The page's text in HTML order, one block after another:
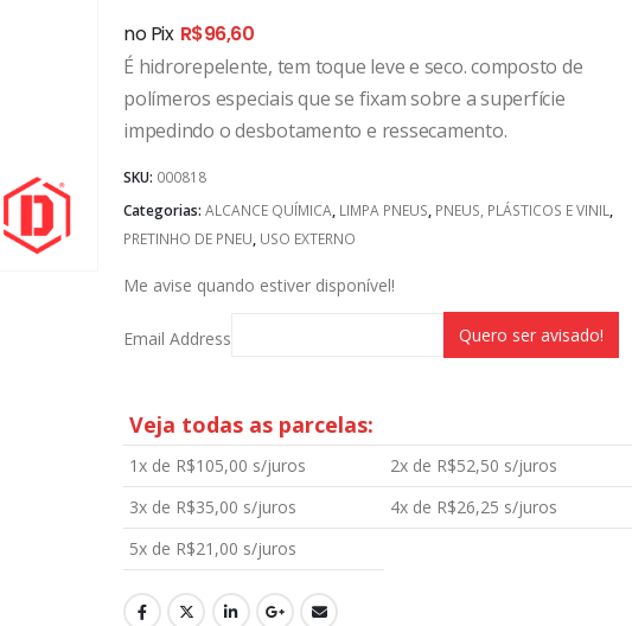
no Pix R$96,60
É hidrorepelente, tem toque leve e seco. composto de
polímeros especiais que se fixam sobre a superfície
impedindo o desbotamento e ressecamento.
SKU: 000818
Categorias: ALCANCE QUÍMICA, LIMPA PNEUS, PNEUS, PLÁSTICOS E VINIL,
PRETINHO DE PNEU, USO EXTERNO
Me avise quando estiver disponível!
Email Address
Veja todas as parcelas:
1x de R$105,00 s/juros 2x de R$52,50 s/juros
3x de R$35,00 s/juros 4x de R$26,25 s/juros
5x de R$21,00 s/juros
out of 5
R$160,99
Lavadora Alta Pressão Bateria 18v 1bat 3a Makita Dhw180zc